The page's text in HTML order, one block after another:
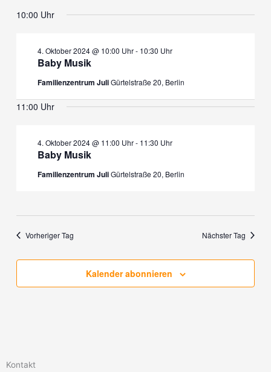
4.
wählen.
10:00 Uhr
Baby Musik
4. Oktober 2024 @ 10:00 Uhr- 10:30 Uhr
Familienzentrum JuliGürtelstraße 20, Berlin
11:00 Uhr
Baby Musik
4. Oktober 2024 @ 11:00 Uhr- 11:30 Uhr
Familienzentrum JuliGürtelstraße 20, Berlin
Vorheriger Tag Nächster Tag
Kalender abonnieren
Kontakt